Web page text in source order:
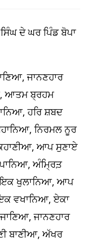
ਦੇ ਘਰ ਪਿੰਡ ਬੋਪਾ
ਜਾਨਣਹਾਰ
ਆਤਮ ਬ੍ਰਹਮ
ਹਰਿ ਸ਼ਬਦ
ਨਿਰਮਲ ਨੂਰ
ਆਪ ਸੁਣਾਏ
ਅੰਮ੍ਰਿਤ਼
ਇਕ ਖੁਲਾਨਿਆ, ਆਪ
ਵਖਾਨਿਆ, ਏਕਾ
ਜਾਨਣਹਾਰ
ਬਾਣੀਆ, ਅੱਖਰ